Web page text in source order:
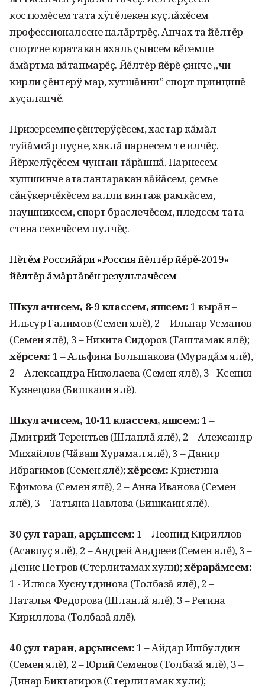
костюмĕсем тата хÿтĕлекен куçлăхĕсем
профессионалсе­не палăртрĕç. Анчах та йĕлтĕр
спортне юратакан ахаль çынсем вĕсемпе
ăмăртма вăтанмарĕç. Йĕлтĕр йĕрĕ çинче „чи
кирли çĕнтерÿ мар, хутшăнни” спорт принципĕ
хуçаланчĕ.
Призерсемпе çĕнтерÿçĕсем, хастар кăмăл-
туйăмсăр пуçне, хаклă парнесем те илчĕç.
Йĕркелÿçĕсем чунтан тăрăшнă. Парнесем
хушшинче ата­лантаракан вăйăсем, çемье
сăнÿкерчĕкĕсем валли винтаж рамкăсем,
наушниксем, спорт браслечĕсем, пледсем тата
сте­на сехечĕсем пулчĕç.
Пĕтĕм Российăри «Россия йĕлтĕр йĕрĕ-2019»
йĕлтĕр ăмăртăвĕн результачĕсем
Шкул ачисем, 8-9 классем, яшсем: 1 вырăн –
Ильсур Галимов (Семен ялĕ), 2 – Ильнар Усманов
(Семен ялĕ), 3 – Никита Сидоров (Таштамак ялĕ);
хĕрсем: 1 – Альфина Большакова (Мурадăм ялĕ),
2 – Александра Николаева (Семен ялĕ), 3 - Ксения
Кузнецова (Бишкаин ялĕ).
Шкул ачисем, 10-11 классем, яшсем: 1 –
Дмитрий Терентьев (Шланлă ялĕ), 2 – Александр
Михайлов (Чăваш Хурамал ялĕ), 3 – Данир
Ибрагимов (Семен ялĕ);хĕрсем:Кристина
Ефимова (Семен ялĕ), 2 – Анна Иванова (Семен
ялĕ), 3 – Татьяна Павлова (Бишкаин ялĕ).
30 çул таран, арçынсем: 1 – Леонид Кириллов
(Асавпуç ялĕ), 2 – Андрей Ан­дреев (Семен ялĕ), 3 –
Денис Петров (Стерлитамак хули);хĕрарăмсем:
1 - Илюса Хуснутдинова (Толбазă ялĕ), 2 –
Наталья Федорова (Шланлă ялĕ), 3 – Регина
Кирил­лова (Толбазă ялĕ).
40 çул таран, арçынсем: 1 – Айдар Ишбулдин
(Семен ялĕ), 2 – Юрий Семенов (Толбазă ялĕ), 3 –
Динар Биктагиров (Стерлитамак хули);